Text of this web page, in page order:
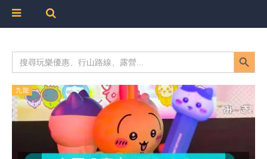
Search
for:
Search Button
九龍